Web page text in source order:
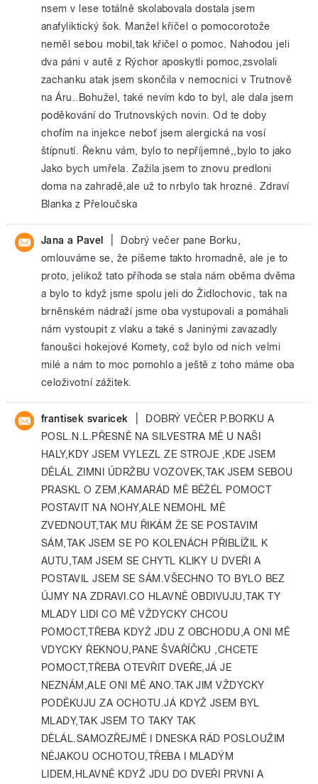
nsem v lese totálně skolabovala dostala jsem
anafyliktický šok. Manžel křičel o pomocorotože
neměl sebou mobil,tak křičel o pomoc. Nahodou jeli
dva páni v autě z Rýchor aposkytli pomoc,zsvolali
zachanku atak jsem skončila v nemocnici v Trutnově
na Áru..Bohužel, také nevím kdo to byl, ale dala jsem
poděkování do Trutnovských novin. Od te doby
chofím na injekce neboť jsem alergická na vosí
štípnutí. Řeknu vám, bylo to nepříjemné,,bylo to jako
Jako bych umřela. Zažila jsem to znovu predloni
doma na zahradě,ale už to nrbylo tak hrozné. Zdraví
Blanka z Přeloučska
Jana a Pavel
Dobrý večer pane Borku,
omlouváme se, že píšeme takto hromadně, ale je to
proto, jelikož tato příhoda se stala nám oběma dvěma
a bylo to když jsme spolu jeli do Židlochovic, tak na
brněnském nádraží jsme oba vystupovali a pomáhali
nám vystoupit z vlaku a také s Janinými zavazadly
fanoušci hokejové Komety, což bylo od nich velmi
milé a nám to moc pomohlo a ještě z toho máme oba
celoživotní zážitek.
frantisek svaricek
DOBRÝ VEČER P.BORKU A
POSL.N.L.PŘESNĚ NA SILVESTRA MĚ U NAŠI
HALY,KDY JSEM VYLEZL ZE STROJE ,KDE JSEM
DĚLÁL ZIMNI ÚDRŽBU VOZOVEK,TAK JSEM SEBOU
PRASKL O ZEM,KAMARÁD MĚ BĚŽÉL POMOCT
POSTAVIT NA NOHY,ALE NEMOHL MĚ
ZVEDNOUT,TAK MU ŘIKÁM ŽE SE POSTAVIM
SÁM,TAK JSEM SE PO KOLENÁCH PŘIBLÍŽIL K
AUTU,TAM JSEM SE CHYTL KLIKY U DVEŘI A
POSTAVIL JSEM SE SÁM.VŠECHNO TO BYLO BEZ
ÚJMY NA ZDRAVI.CO HLAVNĚ OBDIVUJU,TAK TY
MLADY LIDI CO MĚ VŽDYCKY CHCOU
POMOCT,TŘEBA KDYŽ JDU Z OBCHODU,A ONI MĚ
VDYCKY ŘEKNOU,PANE ŠVAŘÍČKU ,CHCETE
POMOCT,TŘEBA OTEVŘIT DVEŘE,JÁ JE
NEZNÁM,ALE ONI MĚ ANO.TAK JIM VŽDYCKY
PODĚKUJU ZA OCHOTU.JÁ KDYŽ JSEM BYL
MLADY,TAK JSEM TO TAKY TAK
DĚLÁL.SAMOZŘEJMĚ I DNESKA RÁD POSLOUŽIM
NĚJAKOU OCHOTOU,TŘEBA I MLADÝM
LIDEM,HLAVNĚ KDYŽ JDU DO DVEŘI PRVNI A